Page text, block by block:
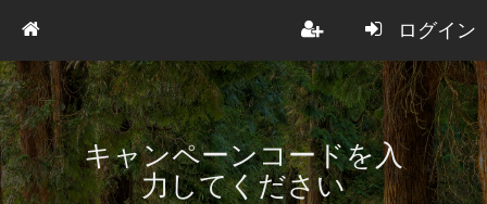
ログイン
キャンペーンコードを入
力してください